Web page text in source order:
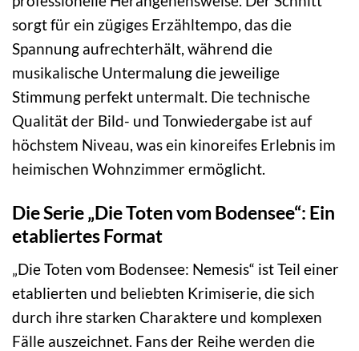
sorgt für ein zügiges Erzähltempo, das die
Spannung aufrechterhält, während die
musikalische Untermalung die jeweilige
Stimmung perfekt untermalt. Die technische
Qualität der Bild- und Tonwiedergabe ist auf
höchstem Niveau, was ein kinoreifes Erlebnis im
heimischen Wohnzimmer ermöglicht.
Die Serie „Die Toten vom Bodensee“: Ein
etabliertes Format
„Die Toten vom Bodensee: Nemesis“ ist Teil einer
etablierten und beliebten Krimiserie, die sich
durch ihre starken Charaktere und komplexen
Fälle auszeichnet. Fans der Reihe werden die